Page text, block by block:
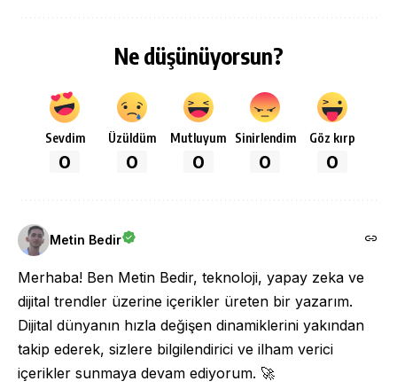
Ne düşünüyorsun?
Sevdim
0
Üzüldüm
0
Mutluyum
0
Sinirlendim
0
Göz kırp
0
Metin Bedir
Merhaba! Ben Metin Bedir, teknoloji, yapay zeka ve
dijital trendler üzerine içerikler üreten bir yazarım.
Dijital dünyanın hızla değişen dinamiklerini yakından
takip ederek, sizlere bilgilendirici ve ilham verici
içerikler sunmaya devam ediyorum. 🚀